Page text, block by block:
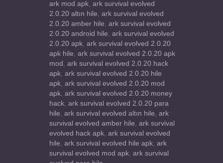
ark mod apk ark survival evolved
2.0.20 altın hile ark survival evolved
2.0.20 amber hile ark survival evolved
2.0.20 android hile ark survival evolved
2.0.20 apk ark survival evolved 2.0.20
apk hile ark survival evolved 2.0.20 apk
mod
ark survival evolved 2.0.20 hack
apk ark survival evolved 2.0.20 hile
apk ark survival evolved 2.0.20 mod
apk ark survival evolved 2.0.20 money
hack ark survival evolved 2.0.20 para
hile ark survival evolved altın hile ark
survival evolved amber hile ark survival
evolved hack apk ark survival evolved
hile ark survival evolved hile apk ark
survival evolved mod apk ark survival